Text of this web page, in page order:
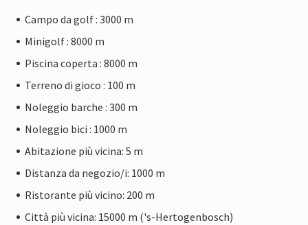
Campo da golf : 3000 m
Minigolf : 8000 m
Piscina coperta : 8000 m
Terreno di gioco : 100 m
Noleggio barche : 300 m
Noleggio bici : 1000 m
Abitazione più vicina: 5 m
Distanza da negozio/i: 1000 m
Ristorante più vicino: 200 m
Città più vicina: 15000 m ('s-Hertogenbosch)